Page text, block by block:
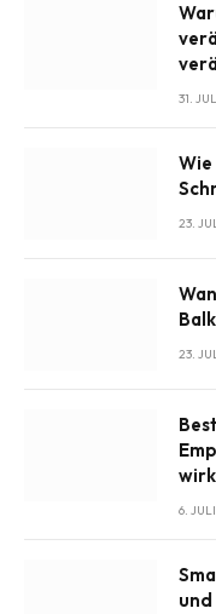
31.
Wie
23.
23.
6.